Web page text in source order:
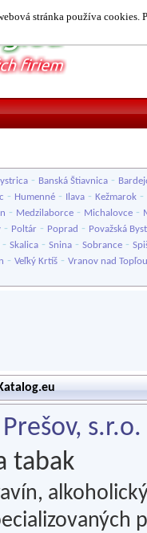
stránka používa cookies.
- Banská Štiavnica -
- Humenné - Ilava - Kežmarok -
- Medzilaborce - Michalovce -
- Poltár - Poprad - Považská
- Skalica - Snina - Sobrance -
- Veľký Krtíš - Vranov nad Topľou
Prešov,
tabak